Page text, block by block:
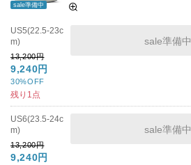
sale準備中
US5(22.5-23c
m)
13,200円
9,240円
30%OFF
残り1点
sale準備中
US6(23.5-24c
m)
13,200円
9,240円
sale準備中